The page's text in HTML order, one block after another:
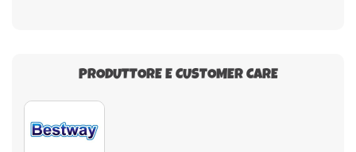
PRODUTTORE E CUSTOMER CARE